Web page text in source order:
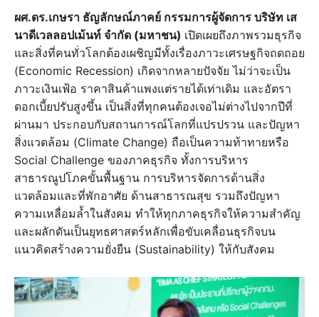
ผศ.ดร.เกษรา ธัญลักษณ์ภาคย์ กรรมการผู้จัดการ บริษัท เส
นาดีเวลลอปเม้นท์ จำกัด (มหาชน) เปิดเผยถึงภาพรวมธุรกิจ
และสิ่งที่คนทั่วโลกต้องเผชิญมีทั้งเรื่องภาวะเศรษฐกิจถดถอย
(Economic Recession) เกิดจากหลายปัจจัย ไม่ว่าจะเป็น
ภาวะเงินเฟ้อ ราคาสินค้าแพงแต่รายได้เท่าเดิม และอัตรา
ดอกเบี้ยปรับสูงขึ้น เป็นสิ่งที่ทุกคนต้องเจอไม่ต่างไปจากปีที่
ผ่านมา ประกอบกับสถานการณ์โลกที่แปรปรวน และปัญหา
สิ่งแวดล้อม (Climate Change) ถือเป็นความท้าทายหรือ
Social Challenge ของภาคธุรกิจ ทั้งการบริหาร
สาธารณูปโภคขั้นพื้นฐาน การบริหารจัดการด้านสิ่ง
แวดล้อมและที่พักอาศัย ด้านสาธารณสุข รวมถึงปัญหา
ความเหลื่อมล้ำในสังคม ทำให้ทุกภาคธุรกิจให้ความสำคัญ
และผลักดันเป็นยุทธศาสตร์หลักเพื่อขับเคลื่อนธุรกิจบน
แนวคิดสร้างความยั่งยืน (Sustainability) ให้กับสังคม